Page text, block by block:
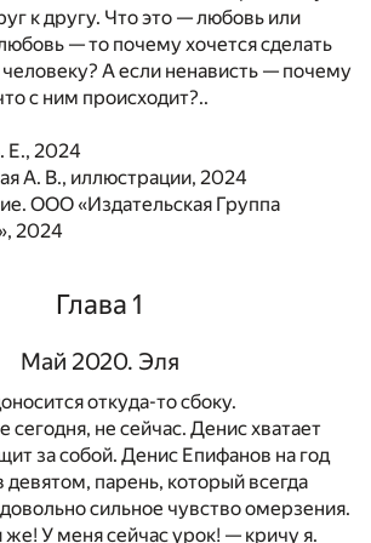
к другу. Что это — любовь или
— то почему хочется сделать
А если ненависть — почему
с ним происходит?..
Е., 2024
А. В., иллюстрации, 2024
ООО «Издательская Группа
2024
Глава 1
Май 2020. Эля
откуда-то сбоку.
сегодня, не сейчас. Денис хватает
за собой. Денис Епифанов на год
девятом, парень, который всегда
сильное чувство омерзения.
У меня сейчас урок! — кричу я.